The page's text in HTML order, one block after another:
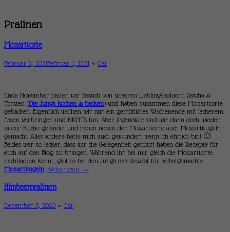
Pralinen
Mozarttorte
Februar 2, 2021Februar 1, 2021 ~ Cat
Ende November hatten wir Besuch von unseren Lieblingskölnern Sascha &
Torsten (Die Jungs kochen & backen) und haben zusammen diese Mozarttorte
gebacken. Eigentlich wollten wir nur ein gemütliches Wochenende mit leckerem
Essen verbringen und NICHTS tun. Aber irgendwie sind wir dann doch wieder
in der Küche gelandet und haben neben der Mozarttorte auch Mozartkugeln
gemacht. Alles andere hätte mich auch gewundert wenn ich ehrlich bin! 🙂
Beides war so lecker, dass wir die Gelegenheit genutzt haben die Rezepte für
euch auf den Blog zu bringen. Während ihr bei mir gleich die Mozarttorte
nachbacken könnt, gibt es bei den Jungs das Rezept für selbstgemachte
Mozartkugeln Weiterlesen →
Himbeerpralinen
Dezember 3, 2020 ~ Cat